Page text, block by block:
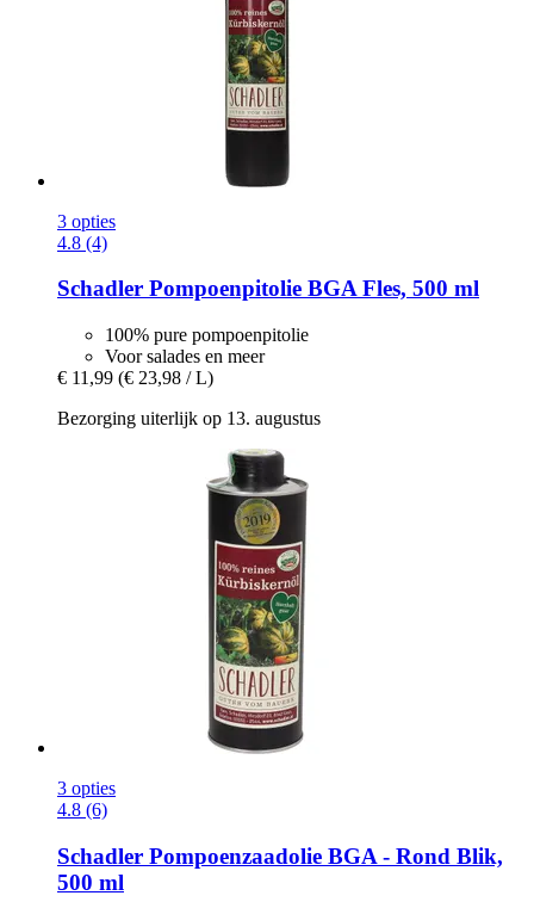
3 opties
4.8 (4)
Schadler Pompoenpitolie BGA Fles, 500 ml
100% pure pompoenpitolie
Voor salades en meer
€ 11,99 (€ 23,98 / L)
Bezorging uiterlijk op 13. augustus
3 opties
4.8 (6)
Schadler Pompoenzaadolie BGA -​ Rond Blik,
500 ml